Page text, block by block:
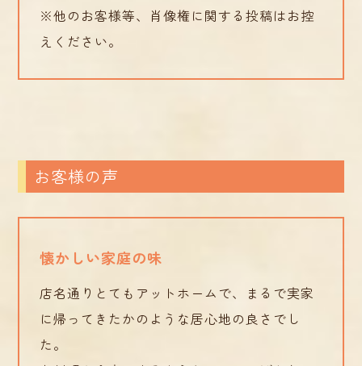
※他のお客様等、肖像権に関する投稿はお控
えください。
お客様の声
懐かしい家庭の味
店名通りとてもアットホームで、まるで実家
に帰ってきたかのような居心地の良さでし
た。